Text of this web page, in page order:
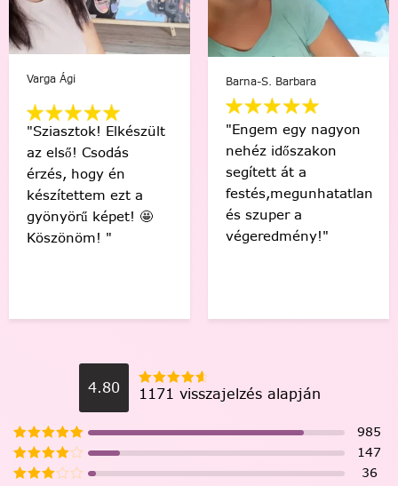
Barna-S. Barbara
"Engem egy nagyon
nehéz időszakon
segített át a
festés,megunhatatlan
és szuper a
végeredmény!"
"Én és a kislányom
együtt festettük az
általa kiválasztott
képet. Élveztük
minden pillanatát!"
4.80 1171 visszajelzés alapján
985
147
36